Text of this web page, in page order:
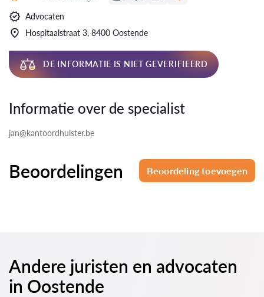
Advocaten
Hospitaalstraat 3, 8400 Oostende
DE INFORMATIE IS NIET GEVERIFIEERD
Informatie over de specialist
jan@kantoordhulster.be
Beoordelingen Beoordeling toevoegen
Andere juristen en advocaten
in Oostende